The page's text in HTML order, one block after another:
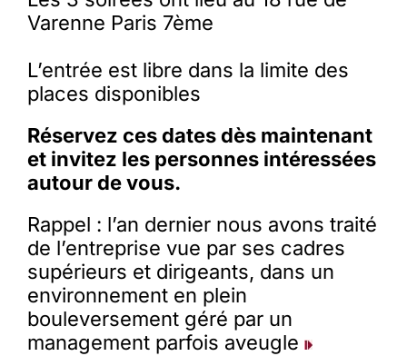
Varenne Paris 7ème
L’entrée est libre dans la limite des
places disponibles
Réservez ces dates dès maintenant
et invitez les personnes intéressées
autour de vous.
Rappel : l’an dernier nous avons traité
de l’entreprise vue par ses cadres
supérieurs et dirigeants, dans un
environnement en plein
bouleversement géré par un
management parfois aveugle